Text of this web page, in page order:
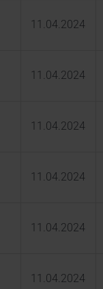
11.04.2024
11.04.2024
11.04.2024
11.04.2024
11.04.2024
11.04.2024